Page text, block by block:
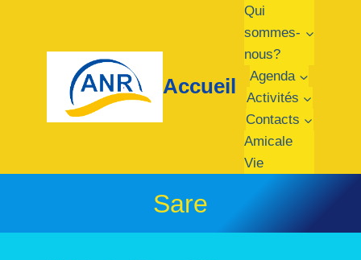
contenu
Accueil
Qui
sommes-
nous?
Agenda
Activités
Contacts
Amicale
Vie
Sare